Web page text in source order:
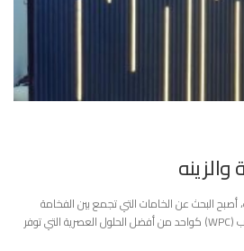
البحث عن الخامات التي تجمع بين الفخامة
والمتانة أمراً أساسياً. يبرز بديل الخشب (WPC) كواحد من أفضل الحلول العصرية التي توفر